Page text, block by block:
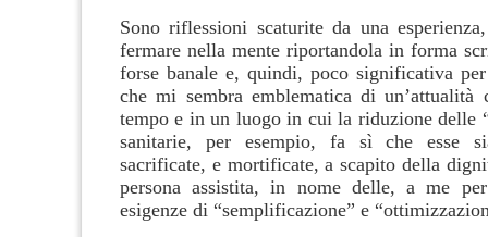
Sono riflessioni scaturite da una
fermare nella mente riportandola in forma
forse banale e, quindi, poco significativa
che mi sembra emblematica di un’attualità
tempo e in un luogo in cui la riduzione delle
sanitarie, per esempio, fa sì che esse
sacrificate, e mortificate, a scapito della
persona assistita, in nome delle, a me
esigenze di “semplificazione” e